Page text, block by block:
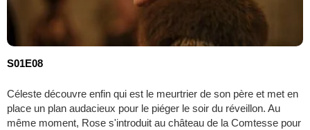
S01E08
Céleste découvre enfin qui est le meurtrier de son père et met en
place un plan audacieux pour le piéger le soir du réveillon. Au
même moment, Rose s'introduit au château de la Comtesse pour